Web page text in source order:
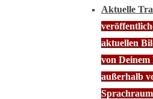
Aktuelle
aktuellen
von
außerhalb